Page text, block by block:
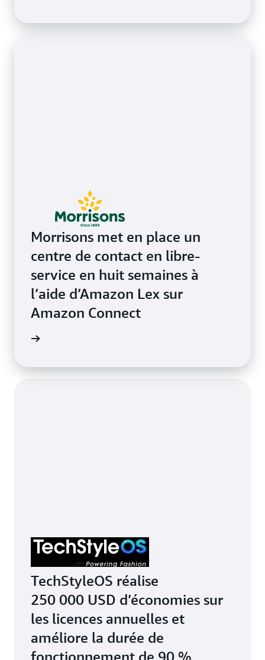
Morrisons met en place un
centre de contact en libre-
service en huit semaines à
l’aide d’Amazon Lex sur
Amazon Connect
TechStyleOS réalise
250 000 USD d’économies sur
les licences annuelles et
améliore la durée de
fonctionnement de 90 %